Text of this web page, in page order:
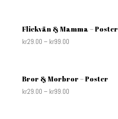
Flickvän & Mamma – Poster
kr29.00 – kr99.00
Bror & Morbror – Poster
kr29.00 – kr99.00